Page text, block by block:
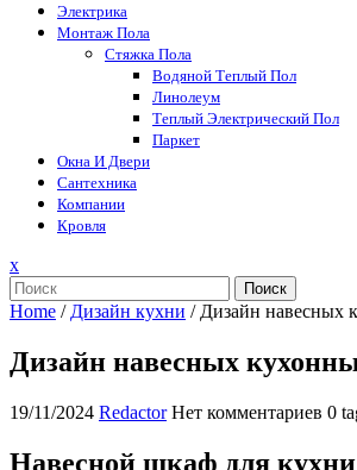
Электрика
Монтаж Пола
Стяжка Пола
Водяной Теплый Пол
Линолеум
Теплый Электрический Пол
Паркет
Окна И Двери
Сантехника
Компании
Кровля
xЗакрыть
меню
Поиск
Home / Дизайн кухни / Дизайн навесных
Дизайн навесных
19/11/2024 Redactor Нет комментариев 0
Навесной шкаф для